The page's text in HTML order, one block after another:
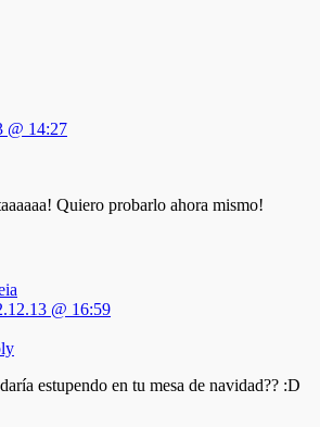
@ 14:27
Quiero probarlo ahora mismo!
@ 16:59
estupendo en tu mesa de navidad?? :D